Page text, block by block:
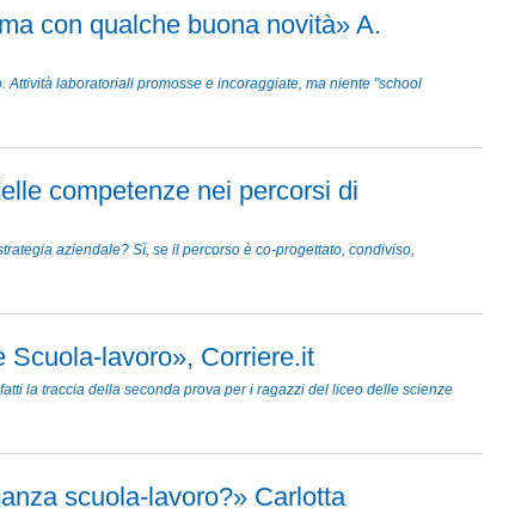
con qualche buona novità» A.
laboratoriali promosse e incoraggiate, ma niente "school
competenze nei percorsi di
aziendale? Sì, se il percorso è co-progettato, condiviso,
Scuola-lavoro», Corriere.it
la traccia della seconda prova per i ragazzi del liceo delle scienze
scuola-lavoro?» Carlotta